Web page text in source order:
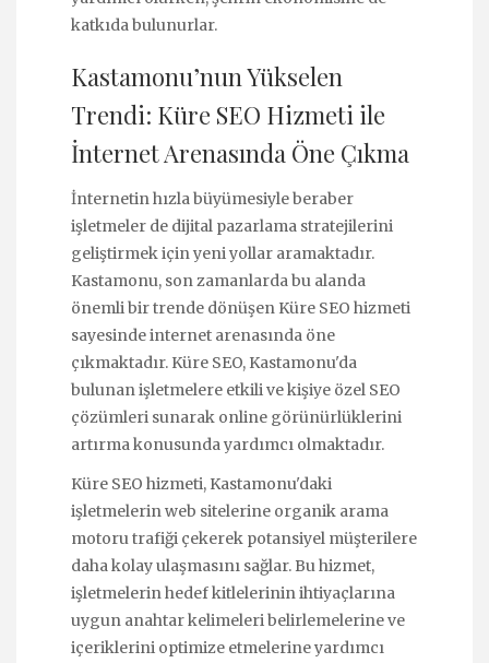
katkıda bulunurlar.
Kastamonu’nun Yükselen
Trendi: Küre SEO Hizmeti ile
İnternet Arenasında Öne Çıkma
İnternetin hızla büyümesiyle beraber
işletmeler de dijital pazarlama stratejilerini
geliştirmek için yeni yollar aramaktadır.
Kastamonu, son zamanlarda bu alanda
önemli bir trende dönüşen Küre SEO hizmeti
sayesinde internet arenasında öne
çıkmaktadır. Küre SEO, Kastamonu'da
bulunan işletmelere etkili ve kişiye özel SEO
çözümleri sunarak online görünürlüklerini
artırma konusunda yardımcı olmaktadır.
Küre SEO hizmeti, Kastamonu'daki
işletmelerin web sitelerine organik arama
motoru trafiği çekerek potansiyel müşterilere
daha kolay ulaşmasını sağlar. Bu hizmet,
işletmelerin hedef kitlelerinin ihtiyaçlarına
uygun anahtar kelimeleri belirlemelerine ve
içeriklerini optimize etmelerine yardımcı